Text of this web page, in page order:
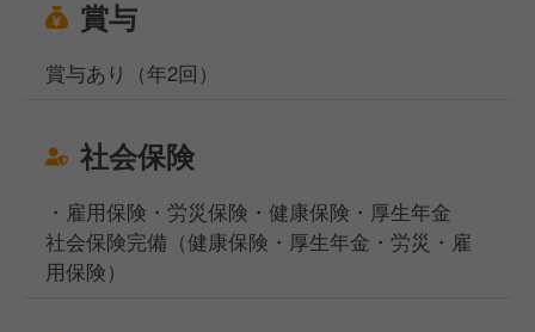
賞与
賞与あり（年2回）
社会保険
・雇用保険・労災保険・健康保険・厚生年金
社会保険完備（健康保険・厚生年金・労災・雇
用保険）